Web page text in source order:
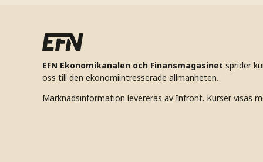
EFN Ekonomikanalen och Finansmagasinet sprider
oss till den ekonomiintresserade allmänheten.
Marknadsinformation levereras av Infront. Kurser visas